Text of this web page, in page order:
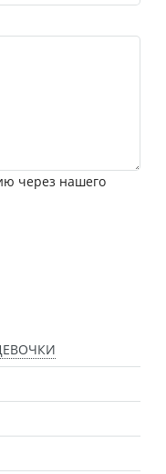
через нашего